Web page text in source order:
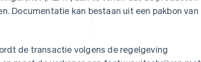
Documentatie kan bestaan uit een pakbon van
de transactie volgens de regelgeving